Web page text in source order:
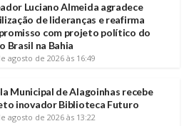
Luciano Almeida agradece
de lideranças e reafirma
com projeto político do
Brasil na Bahia
agosto de 2026 às 16:49
Municipal de Alagoinhas recebe
inovador Biblioteca Futuro
agosto de 2026 às 13:22